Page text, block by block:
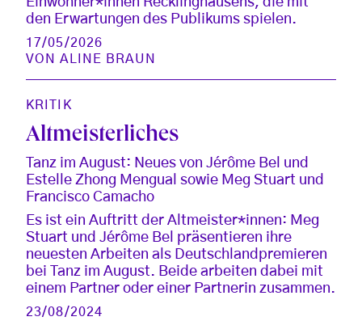
den Erwartungen des Publikums spielen.
17/05/2026
VONALINE BRAUN
KRITIK
Altmeisterliches
Tanz im August: Neues von Jérôme Bel und
Estelle Zhong Mengual sowie Meg Stuart und
Francisco Camacho
Es ist ein Auftritt der Altmeister*innen: Meg
Stuart und Jérôme Bel präsentieren ihre
neuesten Arbeiten als Deutschlandpremieren
bei Tanz im August. Beide arbeiten dabei mit
einem Partner oder einer Partnerin zusammen.
23/08/2024